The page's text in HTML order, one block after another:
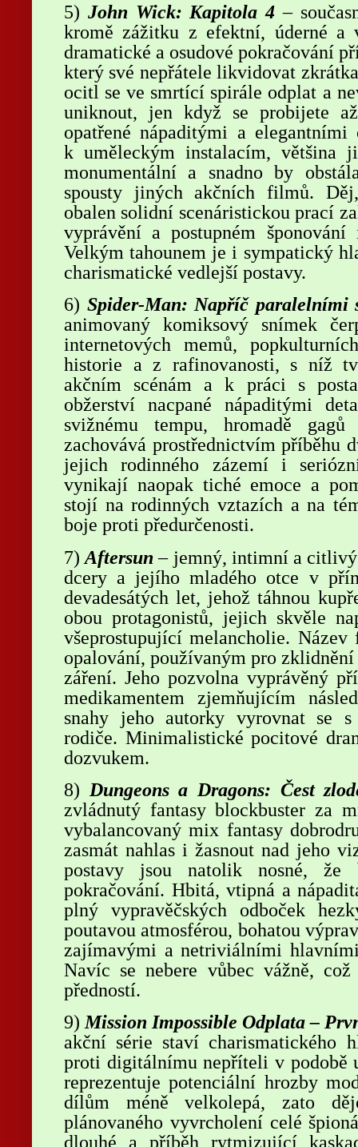
5) John Wick: Kapitola 4 –
kromě zážitku z efektní, úderné a
dramatické a osudové pokračování
který své nepřátele likvidovat
ocitl se ve smrtící spirále odplat a
uniknout, jen když se probijete
opatřené nápaditými a
k uměleckým instalacím, většina
monumentální a snadno by
spousty jiných akčních filmů.
obalen solidní scenáristickou prací
vyprávění a postupném
Velkým tahounem je i sympatický
charismatické vedlejší postavy.
6) Spider-Man: Napříč paralelními
animovaný komiksový snímek
internetových memů,
historie a z rafinovanosti, s níž
akčním scénám a k práci s
obžerství nacpané nápaditými
svižnému tempu, hromadě
zachovává prostřednictvím příběhu
jejich rodinného zázemí i
vynikají naopak tiché emoce a
stojí na rodinných vztazích a na
boje proti předurčenosti.
7) Aftersun – jemný, intimní a
dcery a jejího mladého otce v
devadesátých let, jehož táhnou
obou protagonistů, jejich skvěle
všeprostupující melancholie.
opalování, používaným pro
záření. Jeho pozvolna vyprávěný
medikamentem zjemňujícím
snahy jeho autorky vyrovnat se s
rodiče. Minimalistické pocitové
dozvukem.
8) Dungeons a Dragons: Čest
zvládnutý fantasy blockbuster za
vybalancovaný mix fantasy
zasmát nahlas i žasnout nad jeho
postavy jsou natolik nosné,
pokračování. Hbitá, vtipná a
plný vypravěčských odboček
poutavou atmosférou, bohatou
zajímavými a netriviálními
Navíc se nebere vůbec vážně,
předností.
9) Mission Impossible Odplata –
akční série staví charismatického
proti digitálnímu nepříteli v podobě
reprezentuje potenciální hrozby
dílům méně velkolepá, zato
plánovaného vyvrcholení celé
dlouhé a příběh rytmizující